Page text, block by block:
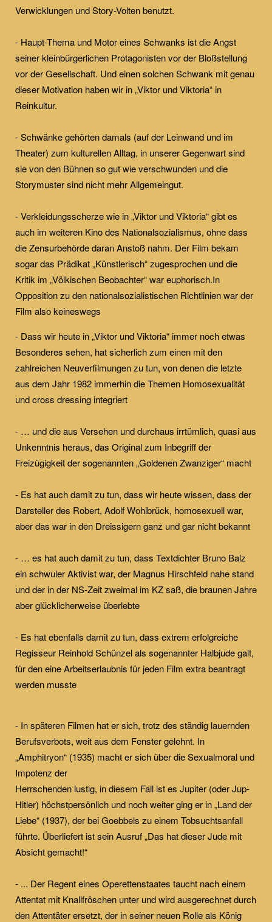
Verwicklungen und Story-Volten benutzt.
- Haupt-Thema und Motor eines Schwanks ist die Angst
seiner kleinbürgerlichen Protagonisten vor der Bloßstellung
vor der Gesellschaft. Und einen solchen Schwank mit genau
dieser Motivation haben wir in „Viktor und Viktoria“ in
Reinkultur.
- Schwänke gehörten damals (auf der Leinwand und im
Theater) zum kulturellen Alltag, in unserer Gegenwart sind
sie von den Bühnen so gut wie verschwunden und die
Storymuster sind nicht mehr Allgemeingut.
- Verkleidungsscherze wie in „Viktor und Viktoria“ gibt es
auch im weiteren Kino des Nationalsozialismus, ohne dass
die Zensurbehörde daran Anstoß nahm. Der Film bekam
sogar das Prädikat „Künstlerisch“ zugesprochen und die
Kritik im „Völkischen Beobachter“ war euphorisch.In
Opposition zu den nationalsozialistischen Richtlinien war der
Film also keineswegs
- Dass wir heute in „Viktor und Viktoria“ immer noch etwas
Besonderes sehen, hat sicherlich zum einen mit den
zahlreichen Neuverfilmungen zu tun, von denen die letzte
aus dem Jahr 1982 immerhin die Themen Homosexualität
und cross dressing integriert
- … und die aus Versehen und durchaus irrtümlich, quasi aus
Unkenntnis heraus, das Original zum Inbegriff der
Freizügigkeit der sogenannten „Goldenen Zwanziger“ macht
- Es hat auch damit zu tun, dass wir heute wissen, dass der
Darsteller des Robert, Adolf Wohlbrück, homosexuell war,
aber das war in den Dreissigern ganz und gar nicht bekannt
- … es hat auch damit zu tun, dass Textdichter Bruno Balz
ein schwuler Aktivist war, der Magnus Hirschfeld nahe stand
und der in der NS-Zeit zweimal im KZ saß, die braunen Jahre
aber glücklicherweise überlebte
- Es hat ebenfalls damit zu tun, dass extrem erfolgreiche
Regisseur Reinhold Schünzel als sogenannter Halbjude galt,
für den eine Arbeitserlaubnis für jeden Film extra beantragt
werden musste
- In späteren Filmen hat er sich, trotz des ständig lauernden
Berufsverbots, weit aus dem Fenster gelehnt. In
„Amphitryon“ (1935) macht er sich über die Sexualmoral und
Impotenz der
Herrschenden lustig, in diesem Fall ist es Jupiter (oder Jup-
Hitler) höchstpersönlich und noch weiter ging er in „Land der
Liebe“ (1937), der bei Goebbels zu einem Tobsuchtsanfall
führte. Überliefert ist sein Ausruf „Das hat dieser Jude mit
Absicht gemacht!“
- ... Der Regent eines Operettenstaates taucht nach einem
Attentat mit Knallfröschen unter und wird ausgerechnet durch
den Attentäter ersetzt, der in seiner neuen Rolle als König